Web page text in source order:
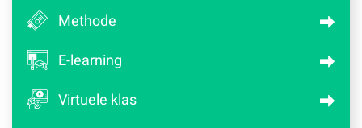
Methode
E-learning
Virtuele klas